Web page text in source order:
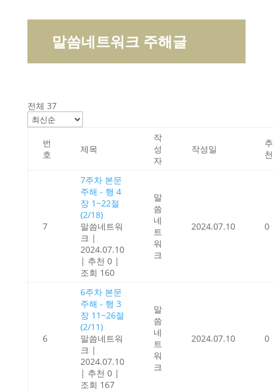
말씀네트워크 주해글
전체 37
번
호
제목
작
성
자
작성일
추
천
7
7주차 본문
주해 - 행 4
장 1~22절
(2/18)
말씀네트워
크 |
2024.07.10
| 추천 0 |
조회 160
말
씀
네
트
워
크
2024.07.10 0
6
6주차 본문
주해 - 행 3
장 11~26절
(2/11)
말씀네트워
크 |
2024.07.10
| 추천 0 |
조회 167
말
씀
네
트
워
크
2024.07.10 0